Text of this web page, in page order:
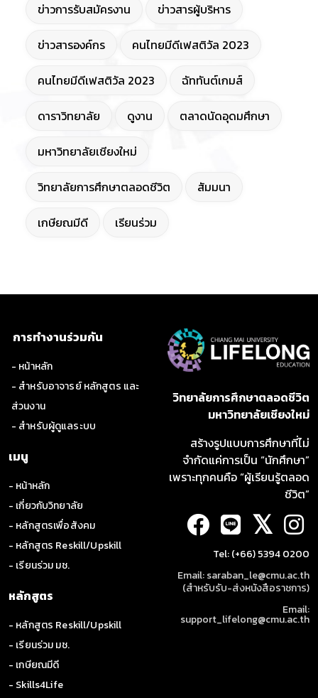
ข่าวการรับสมัครงาน ข่าวสารผู้บริหาร
ข่าวสารองค์กร คนไทยมีดีเฟสติวัล 2023
คนไทยมีดีเฟสติวัล 2023 ฉัททันต์เกมส์
ดาราวิทยาลัย ดูงาน ตลาดนัดอุดมศึกษา
มหาวิทยาลัยเชียงใหม่
วิทยาลัยการศึกษาตลอดชีวิต สัมมนา
เกษียณมีดี เรียนร่วม
การทำงานร่วมกัน
- หน้าหลัก
- สำหรับอาจารย์ หลักสูตร และ
ส่วนงาน
- สำหรับผู้ดูแลระบบ
เมนู
- หน้าหลัก
- เกี่ยวกับวิทยาลัย
- หลักสูตรเพื่อสังคม
- หลักสูตร Reskill/Upskill
- เรียนร่วม มช.
หลักสูตร
- หลักสูตร Reskill/Upskill
- เรียนร่วม มช.
- เกษียณมีดี
- Skills4Life
วิทยาลัยการศึกษาตลอดชีวิต
มหาวิทยาลัยเชียงใหม่
สร้างรูปแบบการศึกษาที่ไม่
จำกัดแค่การเป็น “นักศึกษา”
เพราะทุกคนคือ “ผู้เรียนรู้ตลอด
ชีวิต”
𝕏
Tel: (+66) 5394 0200
Email: saraban_le@cmu.ac.th
(สำหรับรับ-ส่งหนังสือราชการ)
Email:
support_lifelong@cmu.ac.th